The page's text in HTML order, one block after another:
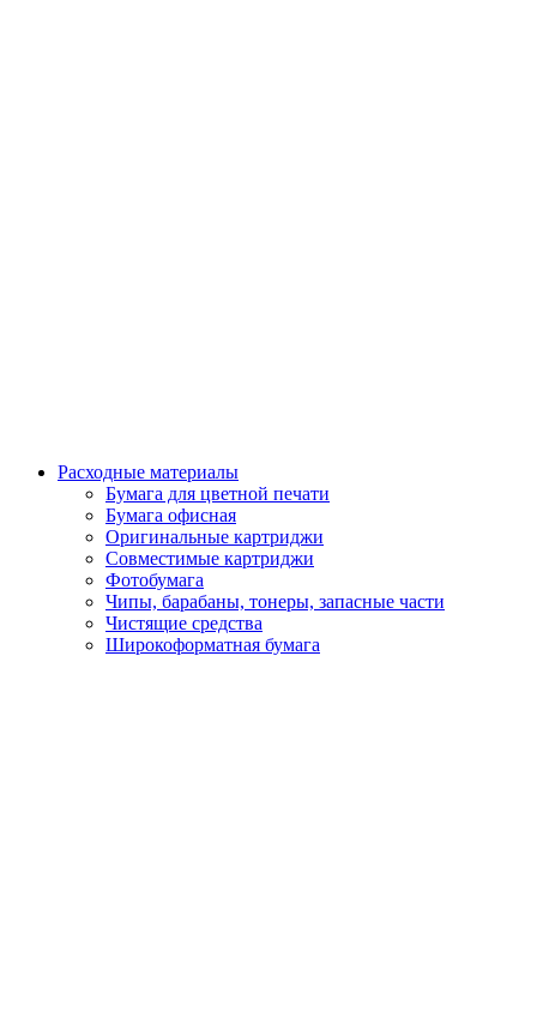
Расходные материалы
Бумага для цветной печати
Бумага офисная
Оригинальные картриджи
Совместимые картриджи
Фотобумага
Чипы, барабаны, тонеры, запасные части
Чистящие средства
Широкоформатная бумага